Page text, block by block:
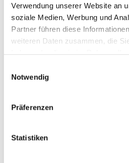
Verwendung unserer Website an
soziale Medien, Werbung und
Partner führen diese
weiteren Daten zusammen, die
Notwendig
Präferenzen
Statistiken
8.10 Sehverhalten und visuelle
Zusammenhang mit
zahnärztlichen/
Neu
6.4 Funktionsstörungen und